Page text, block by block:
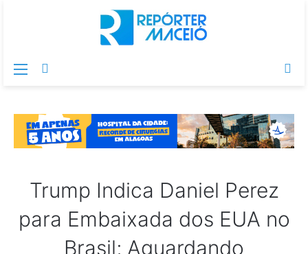
Menu
Trump Indica Daniel Perez
para Embaixada dos EUA no
Brasil; Aguardando